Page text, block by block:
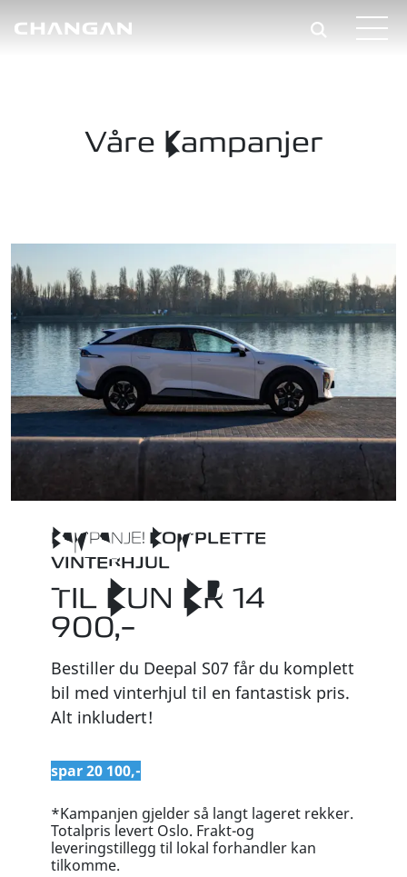
Våre kampanjer
KAMPANJE! KOMPLETTE
VINTERHJUL
TIL KUN KR 14
900,–
Bestiller du Deepal S07 får du komplett
bil med vinterhjul til en fantastisk pris.
Alt inkludert!
spar 20 100,-
*Kampanjen gjelder så langt lageret rekker.
Totalpris levert Oslo. Frakt-og
leveringstillegg til lokal forhandler kan
tilkomme.